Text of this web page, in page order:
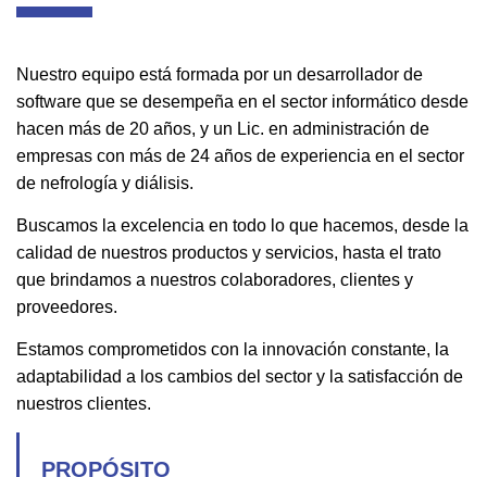
Nuestro equipo está formada por un desarrollador de
software que se desempeña en el sector informático desde
hacen más de 20 años, y un Lic. en administración de
empresas con más de 24 años de experiencia en el sector
de nefrología y diálisis.
Buscamos la excelencia en todo lo que hacemos, desde la
calidad de nuestros productos y servicios, hasta el trato
que brindamos a nuestros colaboradores, clientes y
proveedores.
Estamos comprometidos con la innovación constante, la
adaptabilidad a los cambios del sector y la satisfacción de
nuestros clientes.
PROPÓSITO